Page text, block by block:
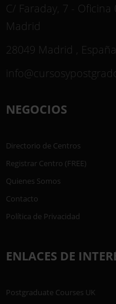
C/ Faraday, 7 -
Madrid
28049 Madrid , España
NEGOCIOS
Directorio de Centros
Registrar Centro (FREE)
Quienes Somos
Contacto
Política de Privacidad
ENLACES DE
Postgraduate Courses UK